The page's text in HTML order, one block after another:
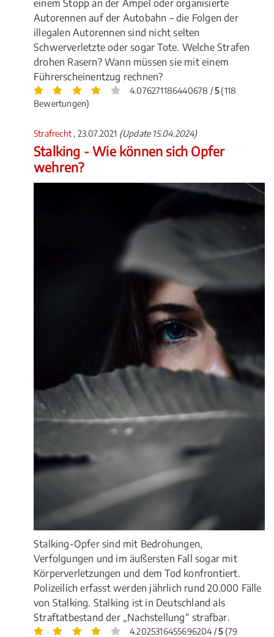
einem Stopp an der Ampel oder organisierte
Autorennen auf der Autobahn – die Folgen der
illegalen Autorennen sind nicht selten
Schwerverletzte oder sogar Tote. Welche Strafen
drohen Rasern? Wann müssen sie mit einem
Führerscheinentzug rechnen?
4.076271186440678 /5(118
Bewertungen)
Strafrecht, 23.07.2021 (Update 15.04.2024)
Stalking - Wie können sich Opfer
wehren?
Stalking-Opfer sind mit Bedrohungen,
Verfolgungen und im äußersten Fall sogar mit
Körperverletzungen und dem Tod konfrontiert.
Polizeilich erfasst werden jährlich rund 20.000 Fälle
von Stalking. Stalking ist in Deutschland als
Straftatbestand der „Nachstellung“ strafbar.
4.2025316455696204 /5(79